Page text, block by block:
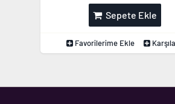
Sepete Ekle
Favorilerime Ekle